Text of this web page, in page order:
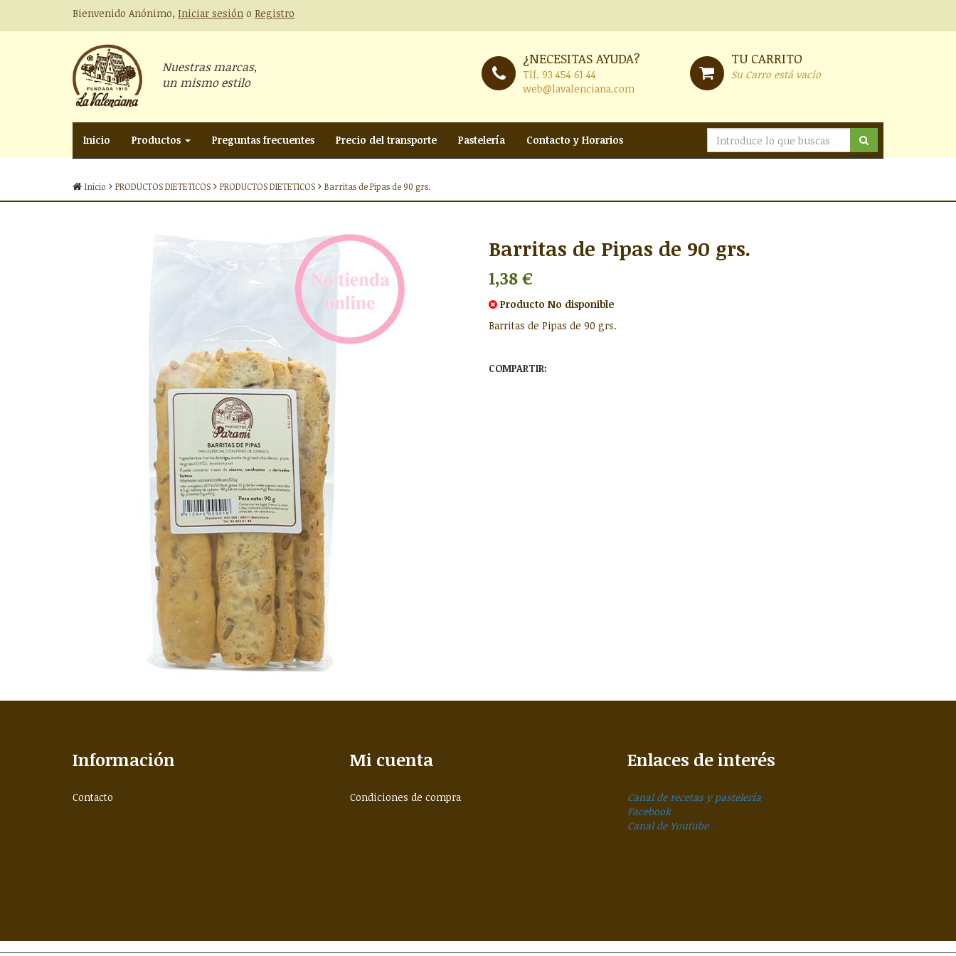
Bienvenido Anónimo, Iniciar sesión o Registro
Nuestras marcas,
un mismo estilo
¿NECESITAS AYUDA?
Tlf. 93 454 61 44
web@lavalenciana.com
TU CARRITO
Su Carro está vacío
Inicio Productos Preguntas frecuentes Precio del transporte Pastelería Contacto y Horarios
Inicio PRODUCTOS DIETETICOS PRODUCTOS DIETETICOS Barritas de Pipas de 90 grs.
Barritas de Pipas de 90 grs.
1,38 €
Producto No disponible
Barritas de Pipas de 90 grs.
COMPARTIR:
Información
Contacto
Mi cuenta
Condiciones de compra
Enlaces de interés
Canal de recetas y pastelería
Facebook
Canal de Youtube